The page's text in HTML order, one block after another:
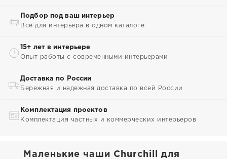
Подбор под ваш интерьер
Всё для интерьера в одном каталоге
15+ лет в интерьере
Опыт работы с современными интерьерами
Доставка по России
Бережная и надежная доставка по всей России
Комплектация проектов
Комплектация частных и коммерческих интерьеров
Маленькие чаши Churchill для